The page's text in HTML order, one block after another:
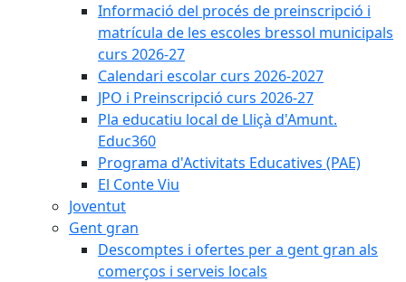
Informació del procés de preinscripció i
matrícula de les escoles bressol municipals
curs 2026-27
Calendari escolar curs 2026-2027
JPO i Preinscripció curs 2026-27
Pla educatiu local de Lliçà d'Amunt.
Educ360
Programa d'Activitats Educatives (PAE)
El Conte Viu
Joventut
Gent gran
Descomptes i ofertes per a gent gran als
comerços i serveis locals